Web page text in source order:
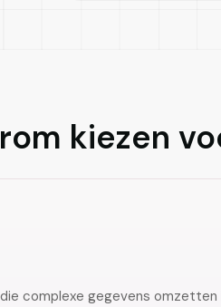
kiezen
complexe gegevens omzetten